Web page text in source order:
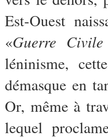
Est-Ouest
«Guerre
léninisme,
démasque en
Or, même à
lequel